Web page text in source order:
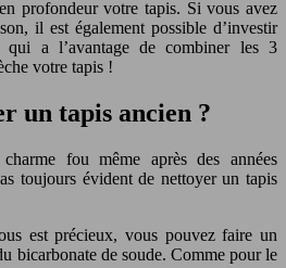
profondeur votre tapis. Si vous avez
il est également possible d’investir
qui a l’avantage de combiner les 3
votre tapis !
un tapis ancien ?
fou même après des années
toujours évident de nettoyer un tapis
est précieux, vous pouvez faire un
bicarbonate de soude. Comme pour le